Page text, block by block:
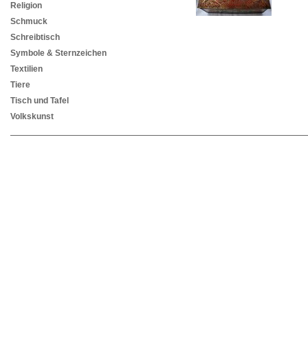
Religion
Schmuck
Schreibtisch
Symbole & Sternzeichen
Textilien
Tiere
Tisch und Tafel
Volkskunst